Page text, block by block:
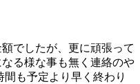
でしたが、更に頑張って
る様な事も無く連絡のや
も予定より早く終わり